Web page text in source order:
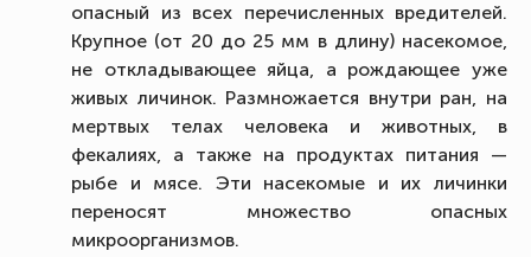
опасный из всех перечисленных вредителей.
Крупное (от 20 до 25 мм в длину) насекомое,
не откладывающее яйца, а рождающее уже
живых личинок. Размножается внутри ран, на
мертвых телах человека и животных, в
фекалиях, а также на продуктах питания —
рыбе и мясе. Эти насекомые и их личинки
переносят множество опасных
микроорганизмов.